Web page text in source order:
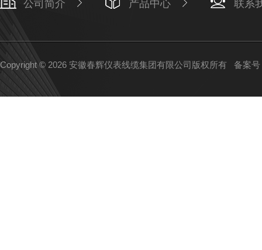
公司简介 产品中心 联系
Copyright © 2026 安徽春辉仪表线缆集团有限公司版权所有 备案号